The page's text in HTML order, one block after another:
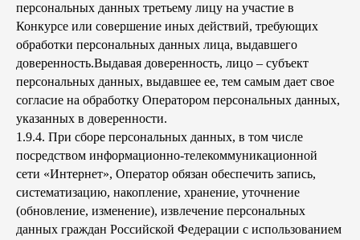
персональных данных третьему лицу на участие в
Конкурсе или совершение иных действий, требующих
обработки персональных данных лица, выдавшего
доверенность.Выдавая доверенность, лицо – субъект
персональных данных, выдавшее ее, тем самым дает свое
согласие на обработку Оператором персональных данных,
указанных в доверенности.
1.9.4. При сборе персональных данных, в том числе
посредством информационно-телекоммуникационной
сети «Интернет», Оператор обязан обеспечить запись,
систематизацию, накопление, хранение, уточнение
(обновление, изменение), извлечение персональных
данных граждан Российской Федерации с использованием